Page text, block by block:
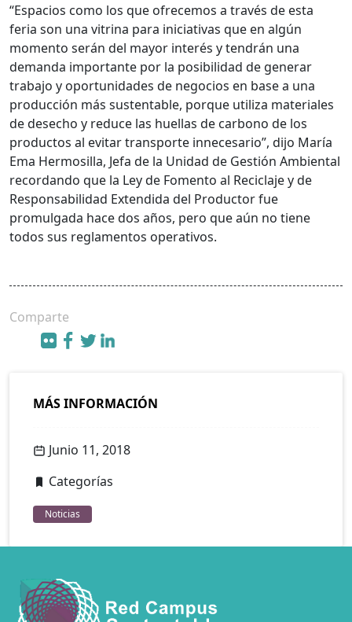
“Espacios como los que ofrecemos a través de esta
feria son una vitrina para iniciativas que en algún
momento serán del mayor interés y tendrán una
demanda importante por la posibilidad de generar
trabajo y oportunidades de negocios en base a una
producción más sustentable, porque utiliza materiales
de desecho y reduce las huellas de carbono de los
productos al evitar transporte innecesario”, dijo María
Ema Hermosilla, Jefa de la Unidad de Gestión Ambiental
recordando que la Ley de Fomento al Reciclaje y de
Responsabilidad Extendida del Productor fue
promulgada hace dos años, pero que aún no tiene
todos sus reglamentos operativos.
Comparte
MÁS INFORMACIÓN
Junio 11, 2018
Categorías
Noticias